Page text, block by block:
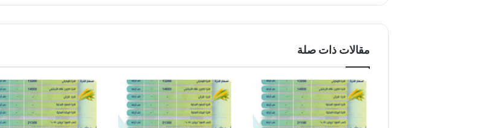
مقالات ذات صلة